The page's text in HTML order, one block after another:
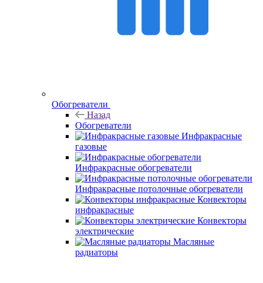
Обогреватели
Назад
Обогреватели
Инфракрасные
газовые
Инфракрасные обогреватели
Инфракрасные потолочные обогреватели
Конвекторы
инфракрасные
Конвекторы
электрические
Масляные
радиаторы